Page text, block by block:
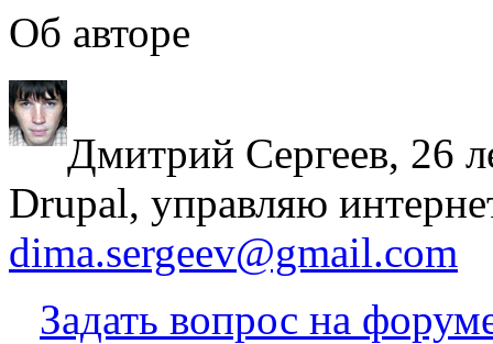
Об авторе
Дмитрий Сергеев, 26
Drupal, управляю
dima.sergeev@gmail.com
Задать вопрос на